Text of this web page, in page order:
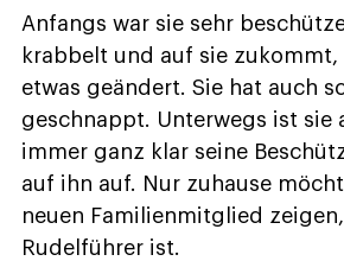
Anfangs war sie sehr
krabbelt und auf sie zukommt,
etwas geändert. Sie hat auch
geschnappt. Unterwegs ist sie
immer ganz klar seine
auf ihn auf. Nur zuhause
neuen Familienmitglied
Rudelführer ist.